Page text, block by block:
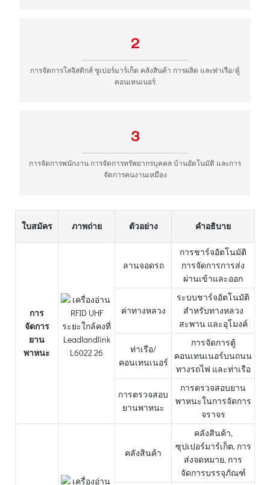
2
การจัดการโลจิสติกส์ ซูเปอร์มาร์เก็ต คลังสินค้า การผลิต และท่าเรือ/ตู้
คอนเทนเนอร์
3
การจัดการพนักงาน การจัดการทรัพยากรบุคคล บ้านอัตโนมัติ และการ
จัดการคนงานเหมือง
ใบสมัคร ภาพถ่าย ตัวอย่าง คำอธิบาย
การ
จัดการ
ยาน
พาหนะ
ลานจอดรถ
การชาร์จอัตโนมัติ
การจัดการการส่ง
ผ่านเข้าและออก
ค่าทางหลวง
ระบบชาร์จอัตโนมัติ
สำหรับทางหลวง
สะพาน และอุโมงค์
ท่าเรือ/
คอนเทนเนอร์
การจัดการตู้
คอนเทนเนอร์บนถนน
ทางรถไฟ และท่าเรือ
การตรวจสอบ
ยานพาหนะ
การตรวจสอบยาน
พาหนะในการจัดการ
จราจร
คลังสินค้า
คลังสินค้า,
ซุปเปอร์มาร์เก็ต, การ
ส่งจดหมาย, การ
จัดการบรรจุภัณฑ์